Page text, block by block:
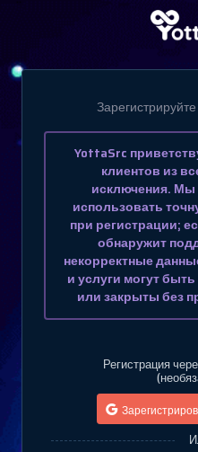
YottaSrc
клиентов из
исключения. Мы
использовать
при регистрации;
обнаружит
некорректные
и услуги могут
или закрыты без
Регистрация